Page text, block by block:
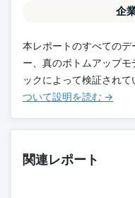
企
本レポートのすべての
ー、真のボトムアップ
ックによって検証されて
ついて設明を読む →
関連レポート